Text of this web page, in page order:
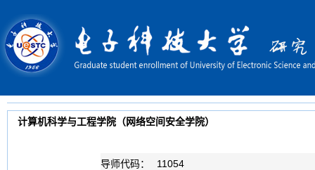
计算机科学与工程学院（网络空间安全学院）
导师代码：
11054